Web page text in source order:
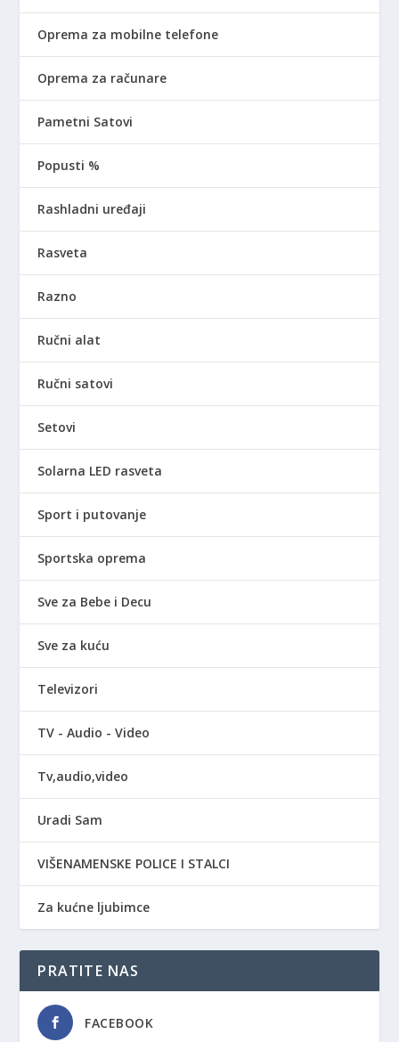
Oprema za mobilne telefone
Oprema za računare
Pametni Satovi
Popusti %
Rashladni uređaji
Rasveta
Razno
Ručni alat
Ručni satovi
Setovi
Solarna LED rasveta
Sport i putovanje
Sportska oprema
Sve za Bebe i Decu
Sve za kuću
Televizori
TV - Audio - Video
Tv,audio,video
Uradi Sam
VIŠENAMENSKE POLICE I STALCI
Za kućne ljubimce
PRATITE NAS
FACEBOOK